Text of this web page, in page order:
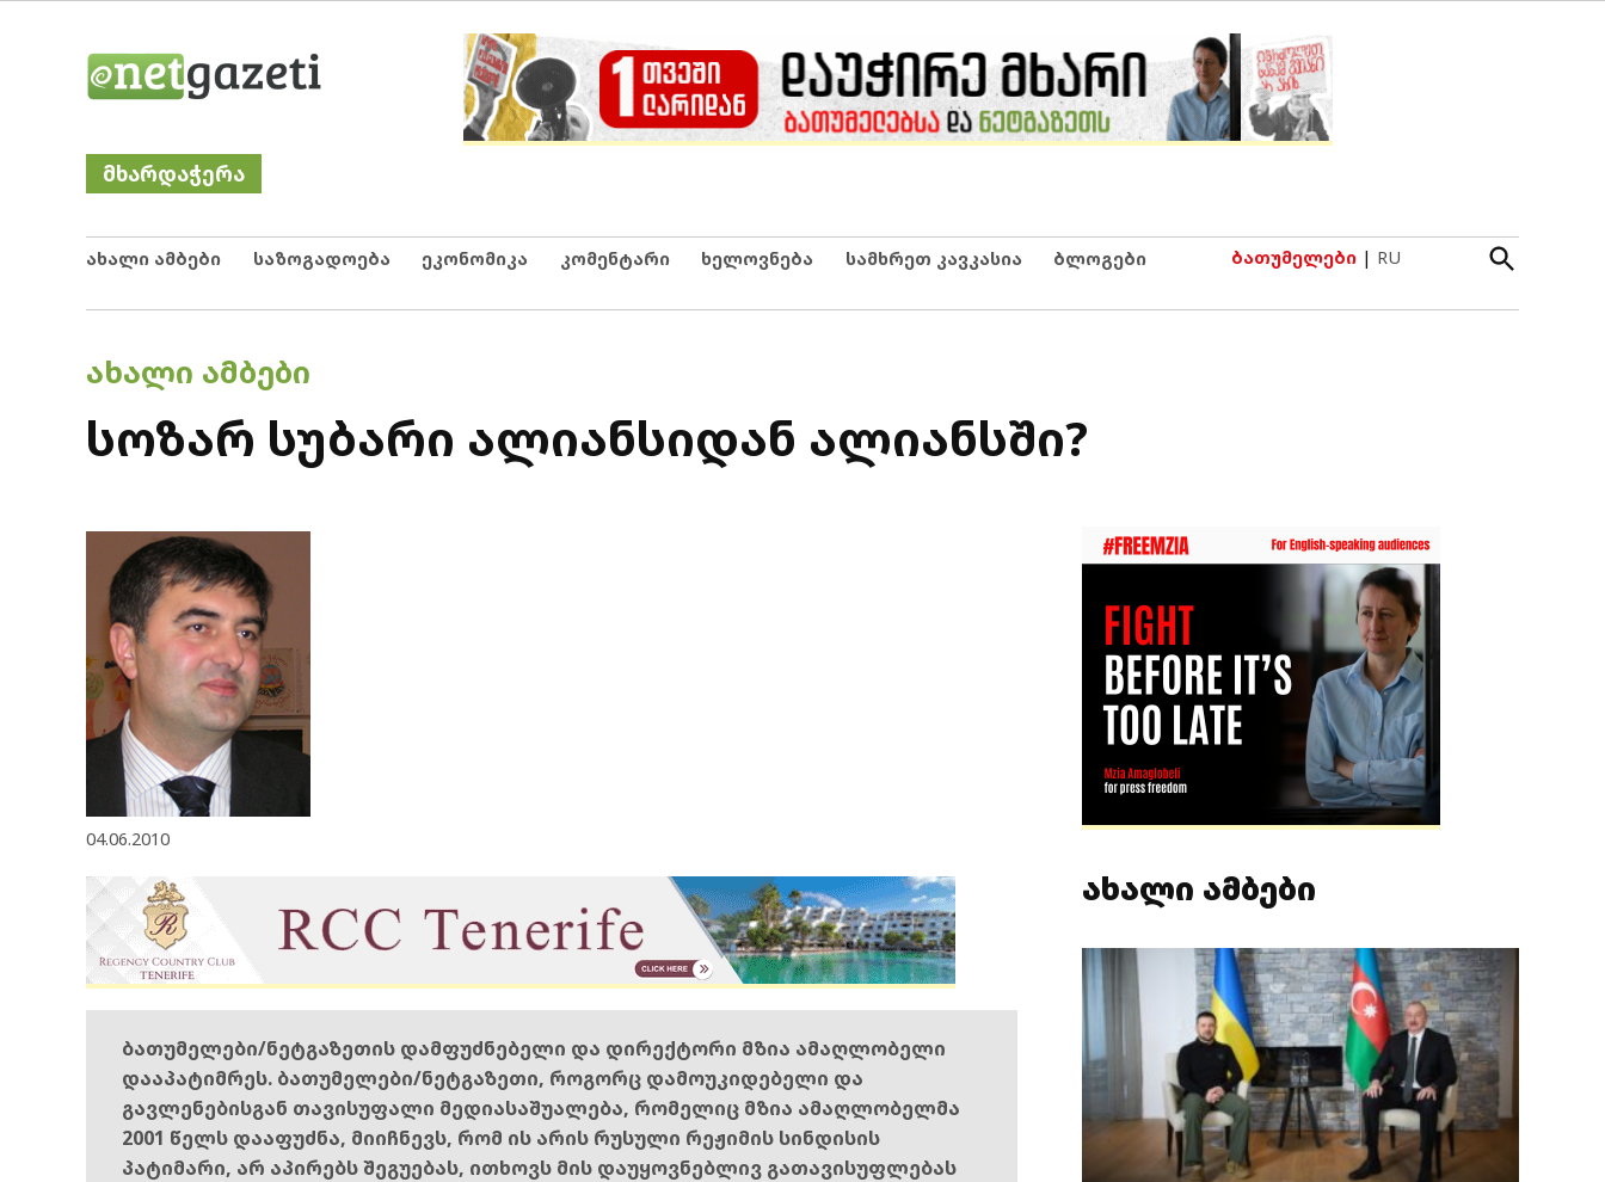
Netgazeti
მხარდაჭერა
ახალი ამბები საზოგადოება ეკონომიკა კომენტარი ხელოვნება სამხრეთ კავკასია ბლოგები ბათუმელები | RU
Open
Search
POSTED
ᲐᲮᲐᲚᲘ ᲐᲛᲑᲔᲑᲘ
სოზარ სუბარი ალიანსიდან ალიანსში?
04.06.2010
ბათუმელები/ნეტგაზეთის დამფუძნებელი და დირექტორი მზია ამაღლობელი
დააპატიმრეს. ბათუმელები/ნეტგაზეთი, როგორც დამოუკიდებელი და
გავლენებისგან თავისუფალი მედიასაშუალება, რომელიც მზია ამაღლობელმა
2001 წელს დააფუძნა, მიიჩნევს, რომ ის არის რუსული რეჟიმის სინდისის
პატიმარი, არ აპირებს შეგუებას, ითხოვს მის დაუყოვნებლივ გათავისუფლებას
ახალი ამბები